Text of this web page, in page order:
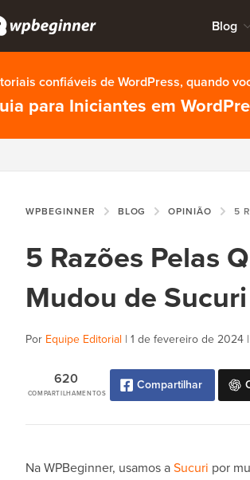
Blog
confiáveis de WordPress, quando
para Iniciantes em
WPBEGINNER BLOG OPINIÃO 5
5 Razões Pelas
Mudou de
Por Equipe Editorial | 1 de fevereiro de 2024
COMPARTILHAMENTOS
620 Compartilhar
Na WPBeginner, usamos aSucuri por